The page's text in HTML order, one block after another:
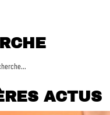
ACTUS